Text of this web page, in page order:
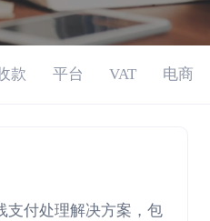
款 平台 VAT 电商
支付处理解决方案，包